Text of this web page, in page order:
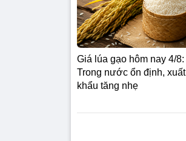
Giá lúa gạo hôm nay 4/8:
Trong nước ổn định, xuất
khẩu tăng nhẹ